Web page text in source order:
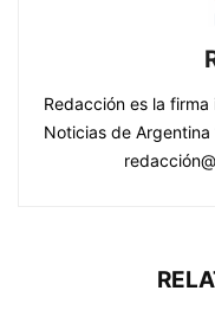
Redacción es la
Noticias de Argentina